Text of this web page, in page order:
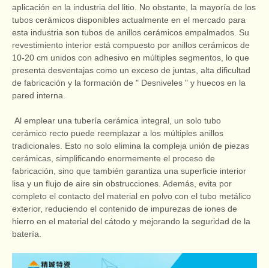
aplicación en la industria del litio. No obstante, la mayoría de los
tubos cerámicos disponibles actualmente en el mercado para
esta industria son tubos de anillos cerámicos empalmados. Su
revestimiento interior está compuesto por anillos cerámicos de
10-20 cm unidos con adhesivo en múltiples segmentos, lo que
presenta desventajas como un exceso de juntas, alta dificultad
de fabricación y la formación de " Desniveles " y huecos en la
pared interna.
Al emplear una tubería cerámica integral, un solo tubo
cerámico recto puede reemplazar a los múltiples anillos
tradicionales. Esto no solo elimina la compleja unión de piezas
cerámicas, simplificando enormemente el proceso de
fabricación, sino que también garantiza una superficie interior
lisa y un flujo de aire sin obstrucciones. Además, evita por
completo el contacto del material en polvo con el tubo metálico
exterior, reduciendo el contenido de impurezas de iones de
hierro en el material del cátodo y mejorando la seguridad de la
batería.